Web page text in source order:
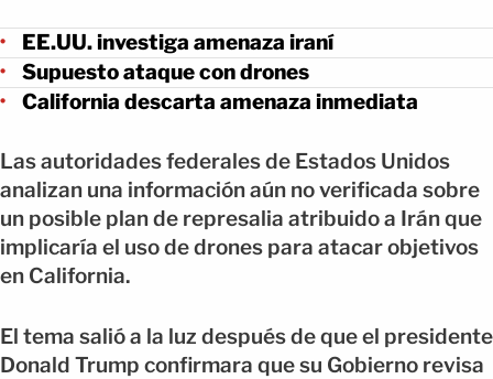
EE.UU. investiga amenaza iraní
Supuesto ataque con drones
California descarta amenaza inmediata
Las autoridades federales de Estados Unidos
analizan una información aún no verificada sobre
un posible plan de represalia atribuido a Irán que
implicaría el uso de drones para atacar objetivos
en California.
El tema salió a la luz después de que el presidente
Donald Trump confirmara que su Gobierno revisa